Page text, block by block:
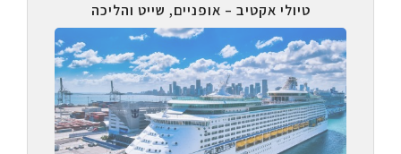
טיולי אקטיב – אופניים, שייט והליכה